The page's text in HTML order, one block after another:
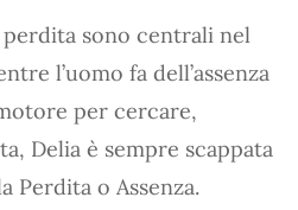
perdita sono centrali nel
l’uomo fa dell’assenza
per cercare,
Delia è sempre scappata
Perdita o Assenza.